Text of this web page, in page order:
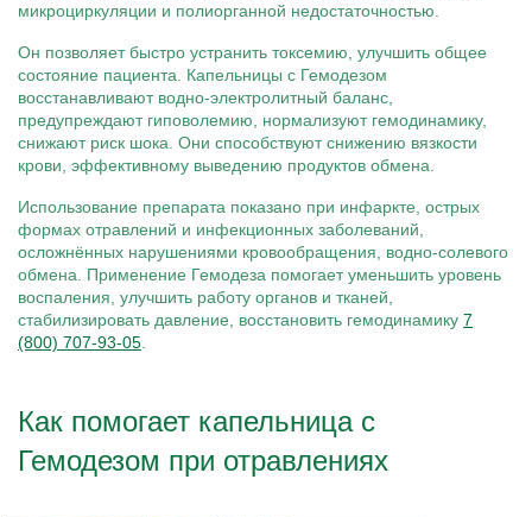
микроциркуляции и полиорганной недостаточностью.
Он позволяет быстро устранить токсемию, улучшить общее
состояние пациента. Капельницы с Гемодезом
восстанавливают водно-электролитный баланс,
предупреждают гиповолемию, нормализуют гемодинамику,
снижают риск шока. Они способствуют снижению вязкости
крови, эффективному выведению продуктов обмена.
Использование препарата показано при инфаркте, острых
формах отравлений и инфекционных заболеваний,
осложнённых нарушениями кровообращения, водно-солевого
обмена. Применение Гемодеза помогает уменьшить уровень
воспаления, улучшить работу органов и тканей,
стабилизировать давление, восстановить гемодинамику 7
(800) 707-93-05
Как помогает капельница с
Гемодезом при отравлениях